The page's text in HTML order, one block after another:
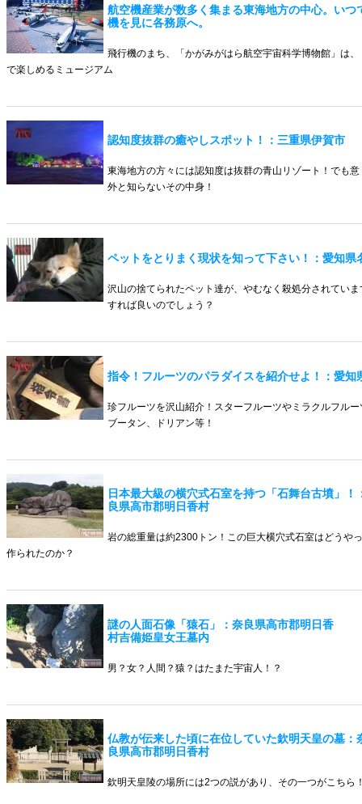
航空機産業が数多く集まる東海地方の中心。いつ
機を見に各務原へ。
飛行機のまち、「かがみがはら航空宇宙科学博物館」は
で楽しめるミュージアム
認知度抜群の癒やしスポット！：三重県伊賀市
東海地方の方々には認知度は抜群の青山リゾート！でも意
外と知らないその中身！
ペットをとりまく現状を知って下さい！：愛知県
沢山の捨てられたペット達が、やむなく殺処分されてい
すれば良いのでしょう？
指令！フルーツのパラダイスを紹介せよ！：愛知
珍フルーツを沢山紹介！スターフルーツやミラクルフル
ブータン、ドリアン等！
日本最大級の横穴式石室を持つ「石舞台古墳」！
良県高市郡明日香村
岩の総重量は約2300トン！この巨大横穴式石室はどうや
作られたのか？
謎の人面石像「猿石」：奈良県高市郡明日香
村吉備姫皇女王墓内
男？女？人間？猿？はたまた宇宙人！？
仏教が伝来した頃に在位していた欽明天皇の墓：
良県高市郡明日香村
欽明天皇陵の場所には2つの説があり、その一つがこちら